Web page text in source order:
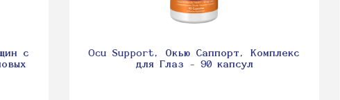
с
Ocu Support, Окью Саппорт, Комплекс
для Глаз - 90 капсул